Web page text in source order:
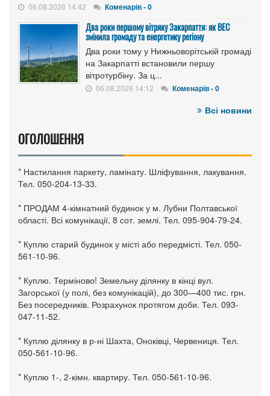
06.08.2026 14:42 Коменарів - 0
Два роки першому вітряку Закарпаття: як ВЕС
змінила громаду та енергетику регіону
Два роки тому у Нижньоворітській громаді
на Закарпатті встановили першу
вітротурбіну. За ц...
06.08.2026 14:12 Коменарів - 0
Всі новини
ОГОЛОШЕННЯ
* Настилання паркету, ламінату. Шліфування, лакування.
Тел. 050-204-13-33.
* ПРОДАМ 4-кімнатний будинок у м. Лубни Полтавської
області. Всі комунікації, 8 сот. землі. Тел. 095-904-79-24.
* Куплю старий будинок у місті або передмісті. Тел. 050-
561-10-96.
* Куплю. Терміново! Земельну ділянку в кінці вул.
Загорської (у полі, без комунікацій), до 300—400 тис. грн.
Без посередників. Розрахунок протягом доби. Тел. 093-
047-11-52.
* Куплю ділянку в р-ні Шахта, Оноківці, Червениця. Тел.
050-561-10-96.
* Куплю 1-, 2-кімн. квартиру. Тел. 050-561-10-96.